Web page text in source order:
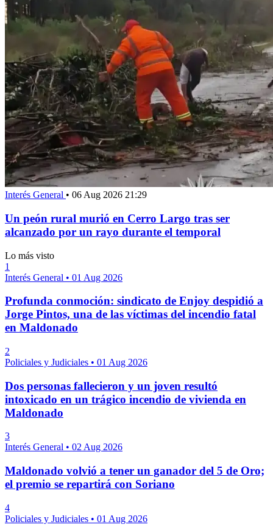
Interés General • 06 Aug 2026 21:29
Un peón rural murió en Cerro Largo tras ser
alcanzado por un rayo durante el temporal
Lo más visto
1
Interés General • 01 Aug 2026
Profunda conmoción: sindicato de Enjoy despidió a
Jorge Pintos, una de las víctimas del incendio fatal
en Maldonado
2
Policiales y Judiciales • 01 Aug 2026
Dos personas fallecieron y un joven resultó
intoxicado en un trágico incendio de vivienda en
Maldonado
3
Interés General • 02 Aug 2026
Maldonado volvió a tener un ganador del 5 de Oro;
el premio se repartirá con Soriano
4
Policiales y Judiciales • 01 Aug 2026